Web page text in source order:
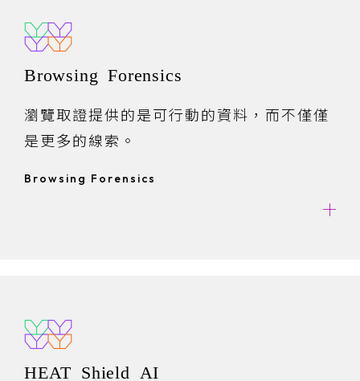
Browsing Forensics
瀏覽取證提供的是可行動的資料，而不僅僅
是更多的線索。
Browsing Forensics
HEAT Shield AI